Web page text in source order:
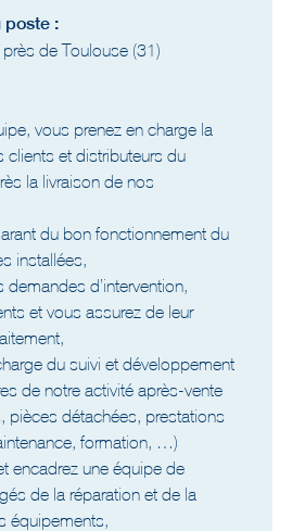
poste :
de Toulouse (31)
vous prenez en charge la
clients et distributeurs du
la livraison de nos
du bon fonctionnement du
installées,
d’intervention,
et vous assurez de leur
du suivi et développement
de notre activité après-vente
pièces détachées, prestations
formation, …)
encadrez une équipe de
de la réparation et de la
équipements,